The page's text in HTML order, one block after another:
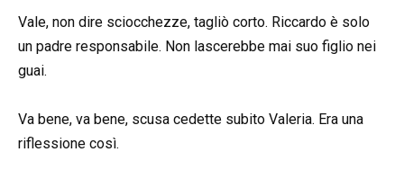
Vale, non dire sciocchezze, tagliò corto. Riccardo è solo
un padre responsabile. Non lascerebbe mai suo figlio nei
guai.
Va bene, va bene, scusa cedette subito Valeria. Era una
riflessione così.